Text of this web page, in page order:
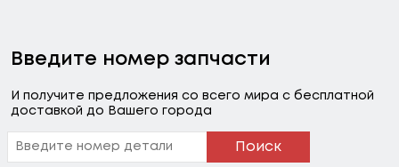
Введите номер запчасти
И получите предложения со всего мира с бесплатной
доставкой до Вашего города
Поиск